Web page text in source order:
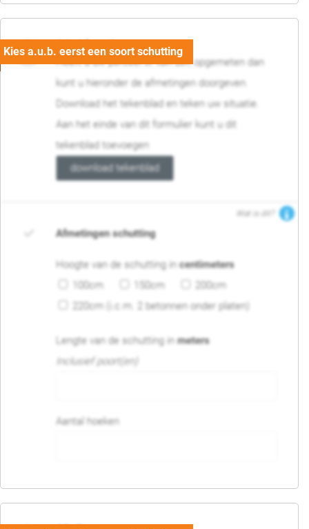
04. Afmetingen
Heeft u uw perceel of tuin zelf opgemeten dan
kunt u hieronder de afmetingen doorgeven.
Download het tekenblad en teken uw situatie.
Aan het einde van dit formulier kunt u dit
tekenblad toevoegen
download tekenblad
Wat is dit?
Afmetingen schutting
Hoogte van de schutting incentimeters
100cm
150cm
200cm
220cm (i.c.m. 2 betonnen onder platen)
Lengte van de schutting inmeters
Inclusief poort(en)
Aantal hoeken